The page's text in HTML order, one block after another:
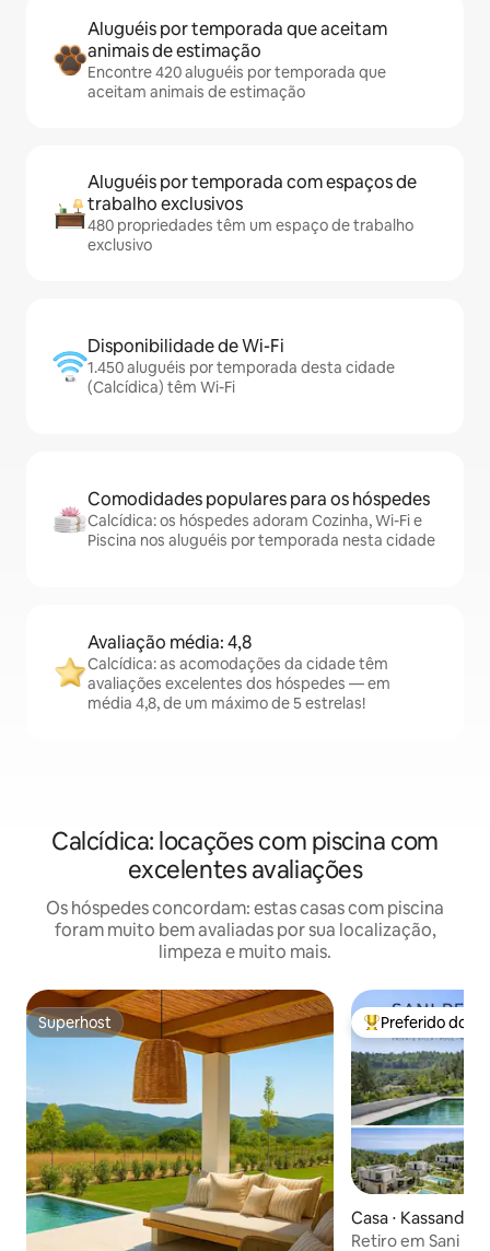
Aluguéis por temporada que aceitam
animais de estimação
Encontre 420 aluguéis por temporada que
aceitam animais de estimação
Aluguéis por temporada com espaços de
trabalho exclusivos
480 propriedades têm um espaço de trabalho
exclusivo
Disponibilidade de Wi-Fi
1.450 aluguéis por temporada desta cidade
(Calcídica) têm Wi-Fi
Comodidades populares para os hóspedes
Calcídica: os hóspedes adoram Cozinha, Wi-Fi e
Piscina nos aluguéis por temporada nesta cidade
Avaliação média: 4,8
Calcídica: as acomodações da cidade têm
avaliações excelentes dos hóspedes — em
média 4,8, de um máximo de 5 estrelas!
Calcídica: locações com piscina com
excelentes avaliações
Os hóspedes concordam: estas casas com piscina
foram muito bem avaliadas por sua localização,
limpeza e muito mais.
Superhost
Superhost Entre os
Preferido dos
Casa ⋅
Retiro em Sani